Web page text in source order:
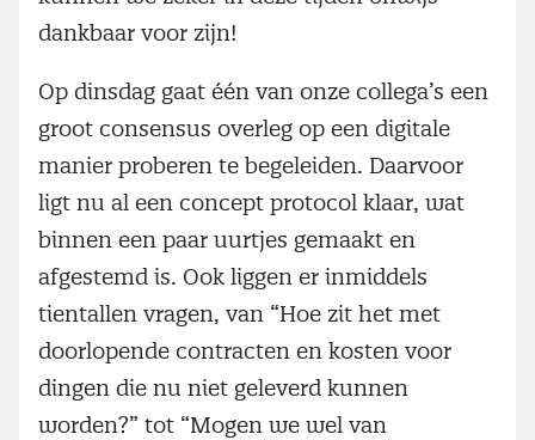
dankbaar voor zijn!
Op dinsdag gaat één van onze collega’s een
groot consensus overleg op een digitale
manier proberen te begeleiden. Daarvoor
ligt nu al een concept protocol klaar, wat
binnen een paar uurtjes gemaakt en
afgestemd is. Ook liggen er inmiddels
tientallen vragen, van “Hoe zit het met
doorlopende contracten en kosten voor
dingen die nu niet geleverd kunnen
worden?” tot “Mogen we wel van